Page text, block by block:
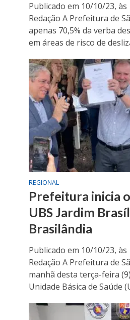
Publicado em 10/10/23,
Redação A Prefeitura de
apenas 70,5% da verba
em áreas de risco de
REGIONAL
Prefeitura inicia
UBS Jardim
Brasilândia
Publicado em 10/10/23,
Redação A Prefeitura de
manhã desta terça-feira
Unidade Básica de Saúde